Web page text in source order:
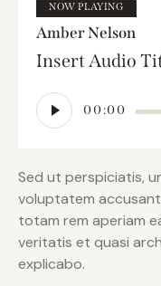
NOW PLAYING
Amber Nelson
Insert Audio
Lecteur
audio
00:00
Sed ut perspiciatis,
voluptatem
totam rem aperiam
veritatis et quasi
explicabo.